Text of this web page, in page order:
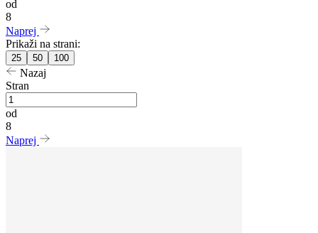
od
8
Naprej
Prikaži na strani:
25 50 100
Nazaj
Stran
od
8
Naprej